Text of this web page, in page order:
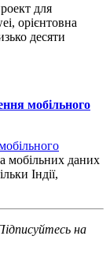
для
орієнтовна
десяти
мобільного
мобільних даних
Індії,
на